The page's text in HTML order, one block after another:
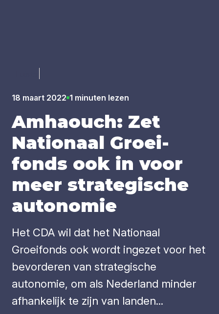
18 maart 2022 1 minuten lezen
Amha­ouch: Zet
Nati­o­naal Groei­
fonds ook in voor
meer stra­te­gi­sche
auto­no­mie
Het CDA wil dat het Nationaal
Groeifonds ook wordt ingezet voor het
bevorderen van strategische
autonomie, om als Nederland minder
afhankelijk te zijn van landen...